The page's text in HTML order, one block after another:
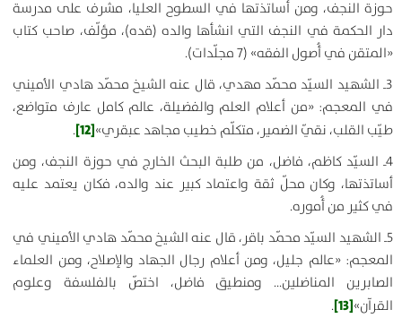
حوزة النجف، ومن أساتذتها في السطوح العليا، مشرف على مدرسة
دار الحكمة في النجف التي انشأها والده (قده)، مؤلّف، صاحب كتاب
«المتقن في أُصول الفقه» (7 مجلّدات).
3ـ الشهيد السيّد محمّد مهدي، قال عنه الشيخ محمّد هادي الأميني
في المعجم: «من أعلام العلم والفضيلة، عالم كامل عارف متواضع،
طيّب القلب، نقيّ الضمير، متكلّم خطيب مجاهد عبقري»[12]
.
4ـ السيّد كاظم، فاضل، من طلبة البحث الخارج في حوزة النجف، ومن
أساتذتها، وكان محلّ ثقة واعتماد كبير عند والده، فكان يعتمد عليه
في كثير من أُموره.
5ـ الشهيد السيّد محمّد باقر، قال عنه الشيخ محمّد هادي الأميني في
المعجم: «عالم جليل، ومن أعلام رجال الجهاد والإصلاح، ومن العلماء
الصابرين المناضلين… ومنطيق فاضل، اختصّ بالفلسفة وعلوم
القرآن»[13]
.